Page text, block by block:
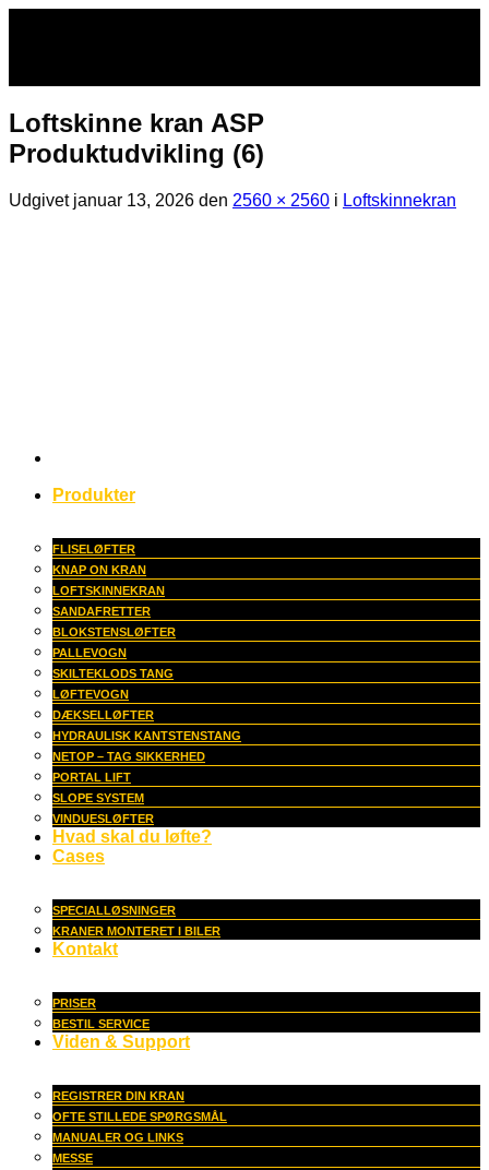
Produkter
FLISELØFTER
KNAP ON KRAN
LOFTSKINNEKRAN
SANDAFRETTER
BLOKSTENSLØFTER
PALLEVOGN
SKILTEKLODS TANG
LØFTEVOGN
DÆKSELLØFTER
HYDRAULISK KANTSTENSTANG
NETOP – TAG SIKKERHED
PORTAL LIFT
SLOPE SYSTEM
VINDUESLØFTER
Hvad skal du løfte?
Cases
SPECIALLØSNINGER
KRANER MONTERET I BILER
Kontakt
PRISER
BESTIL SERVICE
Viden & Support
REGISTRER DIN KRAN
OFTE STILLEDE SPØRGSMÅL
MANUALER OG LINKS
MESSE
Loftskinne kran ASP
Produktudvikling (6)
Udgivet januar 13, 2026 den 2560 × 2560 i Loftskinnekran